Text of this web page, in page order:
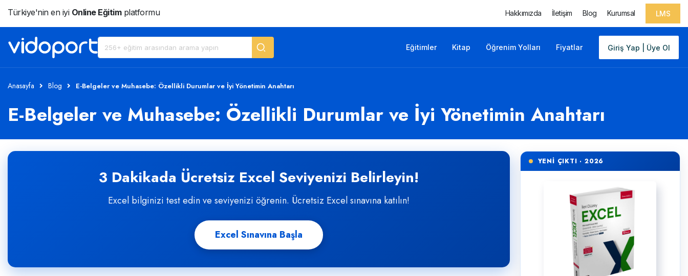
Türkiye'nin en iyi Online Eğitimplatformu Hakkımızda İletişim Blog Kurumsal LMS
Giriş Yap | Üye Ol
Eğitimler Kitap Öğrenim Yolları Fiyatlar
Anasayfa Blog E-Belgeler ve Muhasebe: Özellikli Durumlar ve İyi Yönetimin Anahtarı
E-Belgeler ve Muhasebe: Özellikli Durumlar ve İyi Yönetimin Anahtarı
3 Dakikada Ücretsiz Excel Seviyenizi Belirleyin!
Excel bilginizi test edin ve seviyenizi öğrenin. Ücretsiz Excel sınavına katılın!
Excel Sınavına Başla
YENİ ÇIKTI · 2026